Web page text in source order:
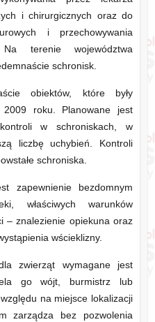
i chirurgicznych oraz do
i przechowywania
Na terenie województwa
schronisk.
obiektów, które były
roku. Planowane jest
w schroniskach, w
liczbę uchybień. Kontroli
schroniska.
zapewnienie bezdomnym
właściwych warunków
– znalezienie opiekuna oraz
wścieklizny.
zwierząt wymagane jest
go wójt, burmistrz lub
na miejsce lokalizacji
zarządza bez pozwolenia